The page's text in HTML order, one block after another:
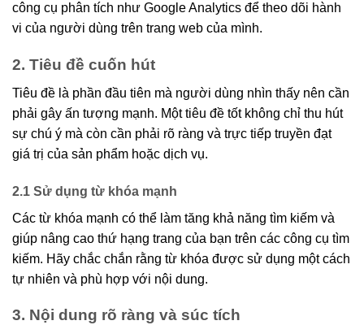
công cụ phân tích như Google Analytics để theo dõi hành
vi của người dùng trên trang web của mình.
2. Tiêu đề cuốn hút
Tiêu đề là phần đầu tiên mà người dùng nhìn thấy nên cần
phải gây ấn tượng mạnh. Một tiêu đề tốt không chỉ thu hút
sự chú ý mà còn cần phải rõ ràng và trực tiếp truyền đạt
giá trị của sản phẩm hoặc dịch vụ.
2.1 Sử dụng từ khóa mạnh
Các từ khóa mạnh có thể làm tăng khả năng tìm kiếm và
giúp nâng cao thứ hạng trang của bạn trên các công cụ tìm
kiếm. Hãy chắc chắn rằng từ khóa được sử dụng một cách
tự nhiên và phù hợp với nội dung.
3. Nội dung rõ ràng và súc tích